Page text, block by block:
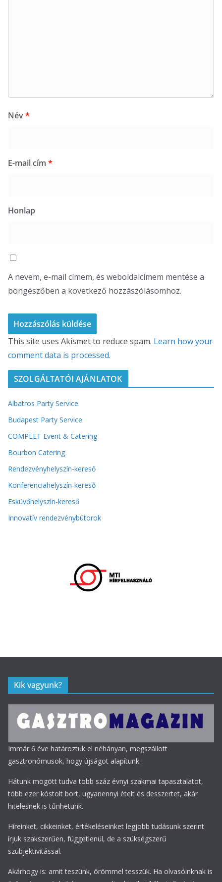
Név*
E-mail cím *
Honlap
A nevem, e-mail címem, és weboldalcímem mentése a
böngészőben a következő hozzászólásomhoz.
This site uses Akismet to reduce spam. Learn how your
comment data is processed.
SZOLGÁLTATÓI AJÁNLATOK
Albatros Party Service
Budapest Party Service
COMPLET Event & Catering
Bourbon Catering
Rendezvényhelyszín-kereső
Konferenciahelyszín-kereső
Esküvőhelyszín-kereső
Innovatív rendezvénybútorok
Kik vagyunk?
Immár 6 éve határoztuk el néhányan, megszállott
gasztronómusok, hogy újságot alapítunk.
Hátunk mögött tudva több száz évnyi szakmai tapasztalatot,
több ezer kóstolt bort, ugyanennyi ételt és desszertet, akár
hitelesnek is tűnhetünk.
Híreinket, cikkeinket, értékeléseinket legjobb tudásunk szerint
írjuk szakszerűen, függetlenül, de a szükségszerű
szubjektivitással.
Akárhogy is: amit teszünk, örömmel tesszük. Ha olvasóinknak is